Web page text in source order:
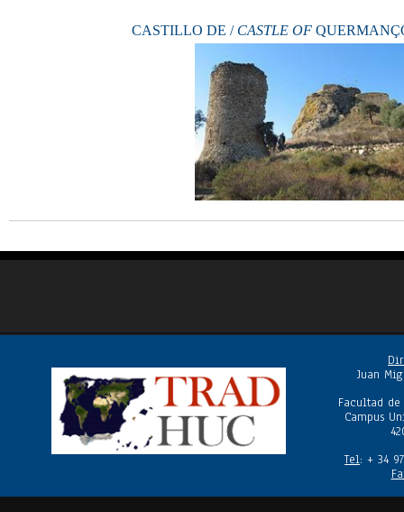
CASTILLO DE / CASTLE OF
Juan
Facultad
Campus
Tel: + 34